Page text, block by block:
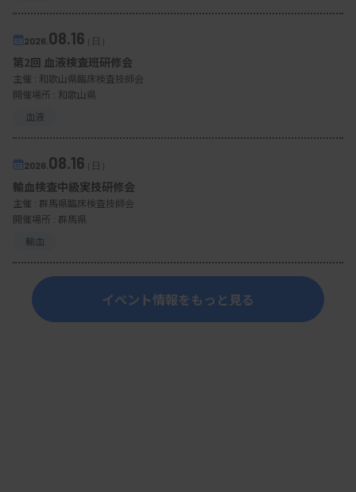
2026. 08.16（日）
第2回 血液検査班研修会
主催 : 和歌山県臨床検査技師会
開催場所 : 和歌山県
血液
2026. 08.16（日）
輸血検査中級実技研修会
主催 : 群馬県臨床検査技師会
開催場所 : 群馬県
輸血
イベント情報をもっと見る